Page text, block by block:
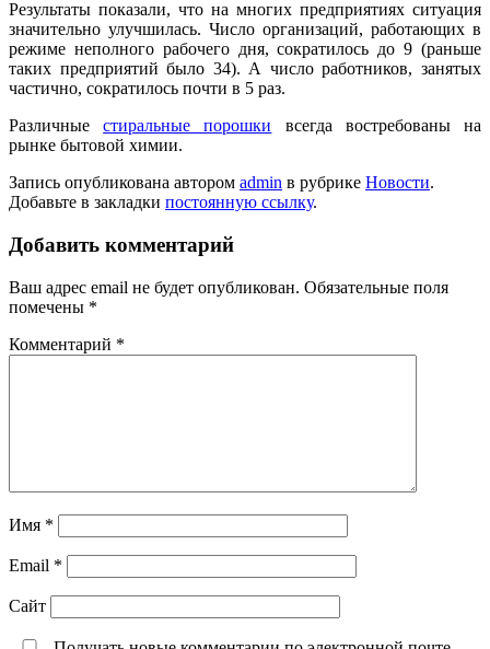
Результаты показали, что на многих предприятиях ситуация
значительно улучшилась. Число организаций, работающих в
режиме неполного рабочего дня, сократилось до 9 (раньше
таких предприятий было 34). А число работников, занятых
частично, сократилось почти в 5 раз.
Различныестиральные порошки всегда востребованы на
рынке бытовой химии.
Запись опубликована автором admin в рубрике Новости.
Добавьте в закладки постоянную ссылку.
Добавить комментарий
Ваш адрес email не будет опубликован. Обязательные поля
помечены *
Комментарий *
Имя *
Email *
Сайт